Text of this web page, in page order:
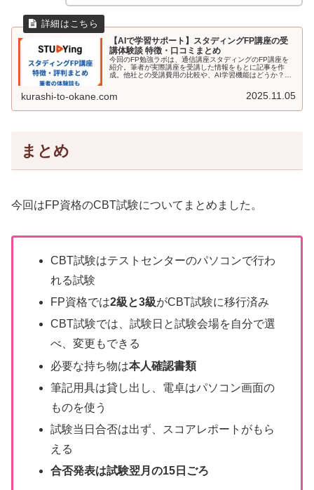
【AIで学習サポート】スタディングFP講座の受
講体験談 特徴・口コミまとめ
今回のFP勉強ラボは、通信講座スタディングのFP講座を
紹介。筆者が実際講座を受講した情報をもとに記事を作
成。他社との受講費用の比較や、AI学習機能はどうか？、
kurashi-to-okane.com 2025.11.05
まとめ
今回はFP資格のCBT試験についてまとめました。
CBT試験はテストセンターのパソコンで行わ
れる試験
FP資格では2級と3級がCBT試験に移行済み
CBT試験では、試験日と試験会場を自分で選
べ、変更もできる
必要な持ち物は本人確認書類
筆記用具は貸し出し、電卓はパソコン画面の
ものを使う
試験当日合否は出ず、スコアレポートがもら
える
合否発表は試験翌月の15日ごろ